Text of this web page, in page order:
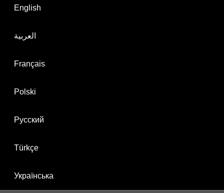
English
العربية
Français
Polski
Русский
Türkçe
Українська